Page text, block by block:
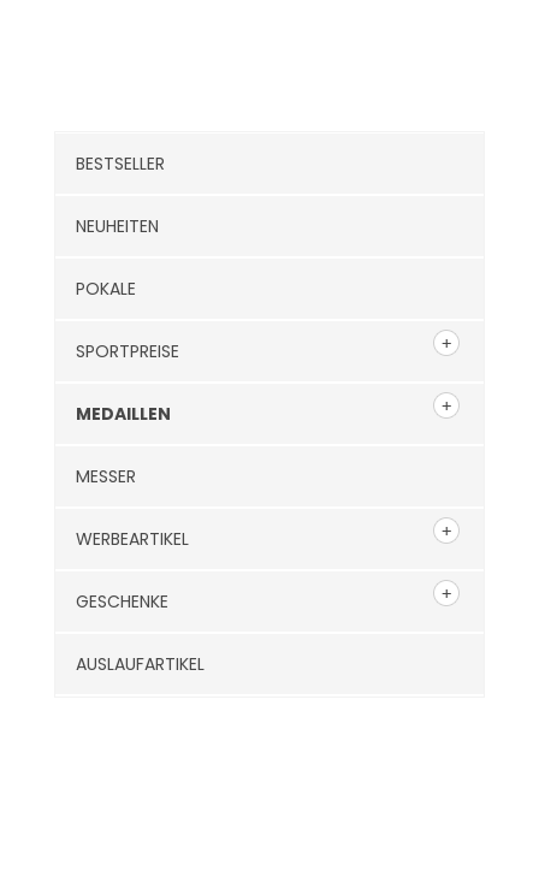
BESTSELLER
NEUHEITEN
POKALE
SPORTPREISE
MEDAILLEN
MESSER
WERBEARTIKEL
GESCHENKE
AUSLAUFARTIKEL